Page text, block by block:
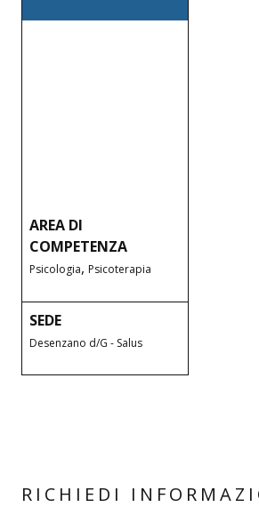
AREA DI
COMPETENZA
Psicologia, Psicoterapia
SEDE
Desenzano d/G - Salus
RICHIEDI